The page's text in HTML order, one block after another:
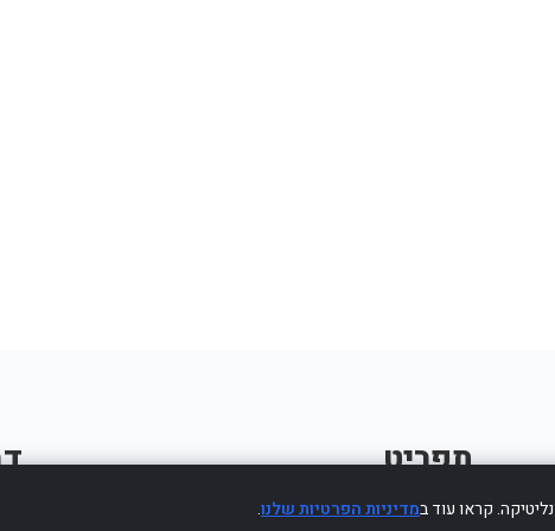
תפריט
קראו עוד במדיניות הפרטיות שלנו.